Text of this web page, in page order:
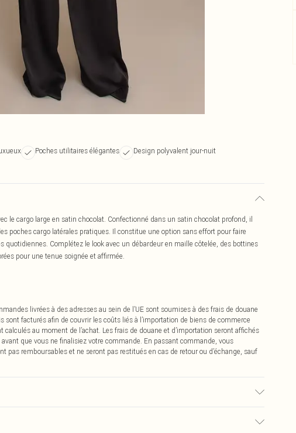
Poches utilitaires élégantes
Design polyvalent jour-nuit
le cargo large en satin chocolat. Confectionné dans un satin chocolat profond, il
poches cargo latérales pratiques. Il constitue une option sans effort pour faire
quotidiennes. Complétez le look avec un débardeur en maille côtelée, des bottines
pour une tenue soignée et affirmée.
livrées à des adresses au sein de l’UE sont soumises à des frais de douane
sont facturés afin de couvrir les coûts liés à l’importation de biens de commerce
calculés au moment de l’achat. Les frais de douane et d’importation seront affichés
que vous ne finalisiez votre commande. En passant commande, vous
pas remboursables et ne seront pas restitués en cas de retour ou d’échange, sauf